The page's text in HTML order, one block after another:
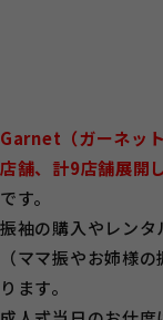
Garnet（ガーネッ
店舗、計9店舗展開
です。
振袖の購入やレン
（ママ振やお姉様
ります。